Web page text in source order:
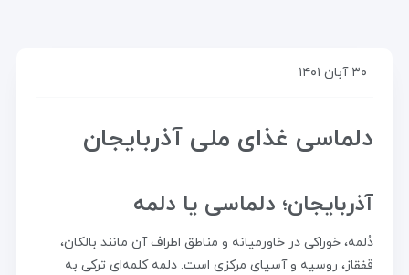
۳۰ آبان ۱۴۰۱
دلماسی غذای ملی آذربایجان
آذربایجان؛ دلماسی یا دلمه
دُلمه، خوراکی در خاورمیانه و مناطق اطراف آن مانند بالکان،
قفقاز، روسیه و آسیای مرکزی است. دلمه کلمه‌ای ترکی به